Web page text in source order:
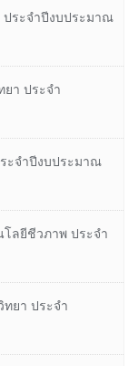
ประจําปีงบประมาณ
ยา ประจํา
ระจําปีงบประมาณ
โลยีชีวภาพ ประจํา
ทยา ประจํา